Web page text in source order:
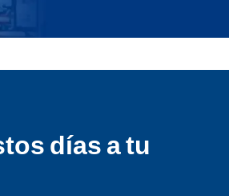
días a tu